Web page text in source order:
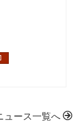
ュース一覧へ